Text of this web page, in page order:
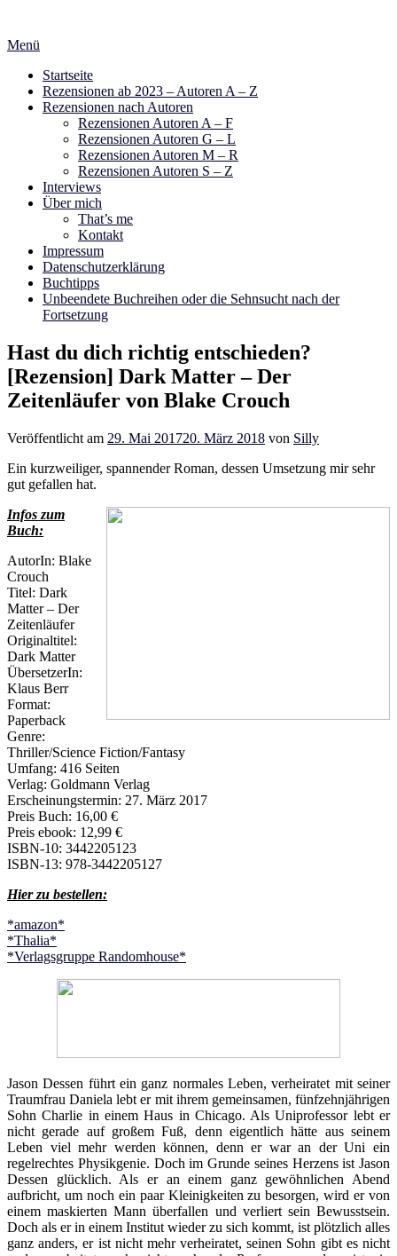
springen
Menü
Startseite
Rezensionen ab 2023 – Autoren A – Z
Rezensionen nach Autoren
Rezensionen Autoren A – F
Rezensionen Autoren G – L
Rezensionen Autoren M – R
Rezensionen Autoren S – Z
Interviews
Über mich
That’s me
Kontakt
Impressum
Datenschutzerklärung
Buchtipps
Unbeendete Buchreihen oder die Sehnsucht nach der
Fortsetzung
Hast du dich richtig entschieden?
[Rezension] Dark Matter – Der
Zeitenläufer von Blake Crouch
Veröffentlicht am 29. Mai 201720. März 2018 von Silly
Ein kurzweiliger, spannender Roman, dessen Umsetzung mir sehr
gut gefallen hat.
Infos zum
Buch:
AutorIn: Blake
Crouch
Titel: Dark
Matter – Der
Zeitenläufer
Originaltitel:
Dark Matter
ÜbersetzerIn:
Klaus Berr
Format:
Paperback
Genre:
Thriller/Science Fiction/Fantasy
Umfang: 416 Seiten
Verlag: Goldmann Verlag
Erscheinungstermin: 27. März 2017
Preis Buch: 16,00 €
Preis ebook: 12,99 €
ISBN-10: 3442205123
ISBN-13: 978-3442205127
Hier zu bestellen:
*amazon*
*Thalia*
*Verlagsgruppe Randomhouse*
Jason Dessen führt ein ganz normales Leben, verheiratet mit seiner
Traumfrau Daniela lebt er mit ihrem gemeinsamen, fünfzehnjährigen
Sohn Charlie in einem Haus in Chicago. Als Uniprofessor lebt er
nicht gerade auf großem Fuß, denn eigentlich hätte aus seinem
Leben viel mehr werden können, denn er war an der Uni ein
regelrechtes Physikgenie. Doch im Grunde seines Herzens ist Jason
Dessen glücklich. Als er an einem ganz gewöhnlichen Abend
aufbricht, um noch ein paar Kleinigkeiten zu besorgen, wird er von
einem maskierten Mann überfallen und verliert sein Bewusstsein.
Doch als er in einem Institut wieder zu sich kommt, ist plötzlich alles
ganz anders, er ist nicht mehr verheiratet, seinen Sohn gibt es nicht